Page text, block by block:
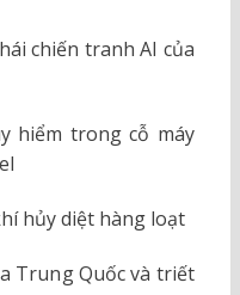
chiến tranh AI của
hiểm trong cỗ máy
hủy diệt hàng loạt
Trung Quốc và triết